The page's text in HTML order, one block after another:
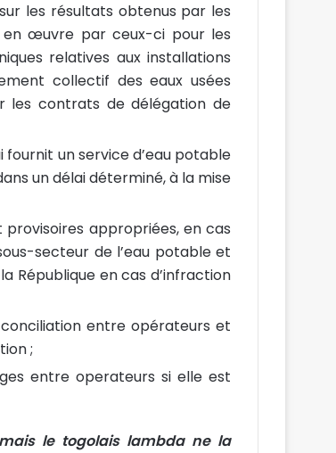
les résultats obtenus par les
en œuvre par ceux-ci pour les
relatives aux installations
collectif des eaux usées
les contrats de délégation de
fournit un service d’eau potable
un délai déterminé, à la mise
appropriées, en cas
secteur de l’eau potable et
République en cas d’infraction
entre opérateurs et
;
entre operateurs si elle est
le togolais lambda ne la